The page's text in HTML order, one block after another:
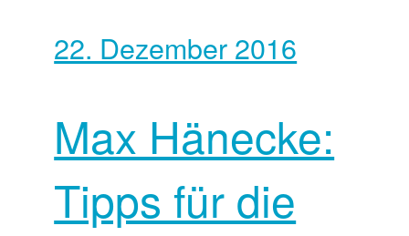
22. Dezember 2016
Max Hänecke:
Tipps für die